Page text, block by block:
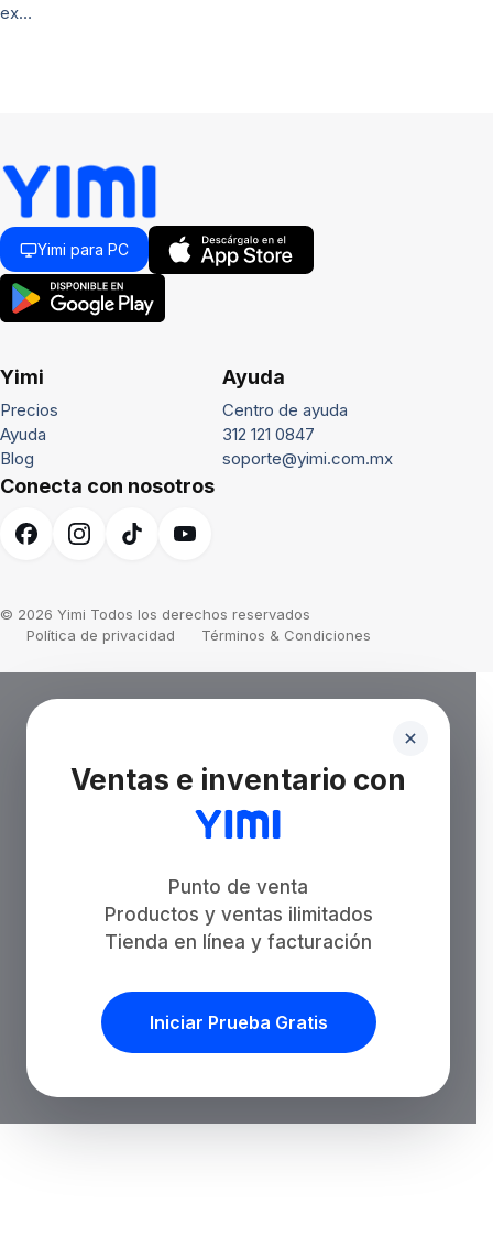
ex…
Yimi para PC
Yimi
Precios
Ayuda
Blog
Ayuda
Centro de ayuda
312 121 0847
soporte@yimi.com.mx
Conecta con nosotros
© 2026 Yimi Todos los derechos reservados
Política de privacidad
Términos & Condiciones
Ventas e inventario con
Punto de venta
Productos y ventas ilimitados
Tienda en línea y facturación
Iniciar Prueba Gratis